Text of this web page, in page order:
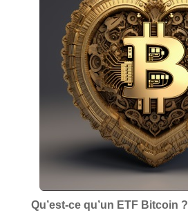
Qu’est-ce qu’un ETF Bitcoin ?